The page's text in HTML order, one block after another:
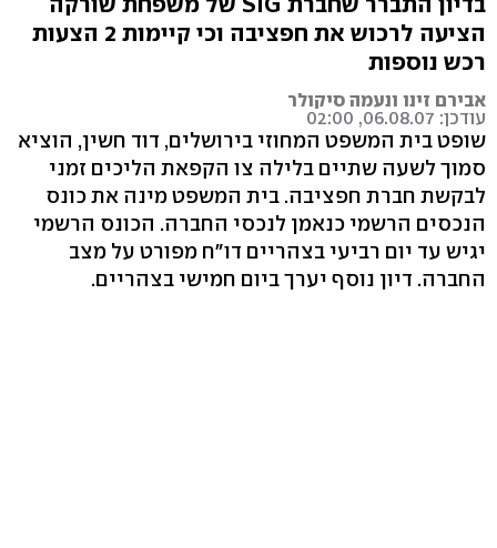
הציעה לרכוש את חפציבה וכי קיימות 2 הצעות
רכש נוספות
אבירם זינו ונעמה סיקולר
עודכן: 06.08.07, 02:00
שופט בית המשפט המחוזי בירושלים, דוד חשין, הוציא
סמוך לשעה שתיים בלילה צו הקפאת הליכים זמני
לבקשת חברת חפציבה. בית המשפט מינה את כונס
הנכסים הרשמי כנאמן לנכסי החברה. הכונס הרשמי
יגיש עד יום רביעי בצהריים דו"ח מפורט על מצב
החברה. דיון נוסף יערך ביום חמישי בצהריים.